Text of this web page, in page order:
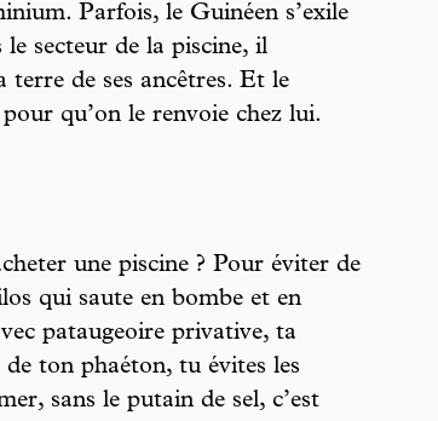
Parfois, le Guinéen s’exile
secteur de la piscine, il
de ses ancêtres. Et le
qu’on le renvoie chez lui.
une piscine ? Pour éviter de
qui saute en bombe et en
pataugeoire privative, ta
ton phaéton, tu évites les
sans le putain de sel, c’est